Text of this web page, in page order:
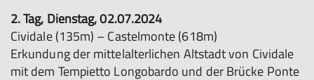
2. Tag, Dienstag, 02.07.2024
Cividale (135m) – Castelmonte (618m)
Erkundung der mittelalterlichen Altstadt von Cividale
mit dem Tempietto Longobardo und der Brücke Ponte